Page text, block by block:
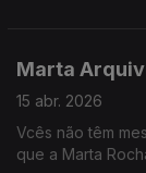
Marta
15 abr. 2026
Vcês não têm
que a Marta